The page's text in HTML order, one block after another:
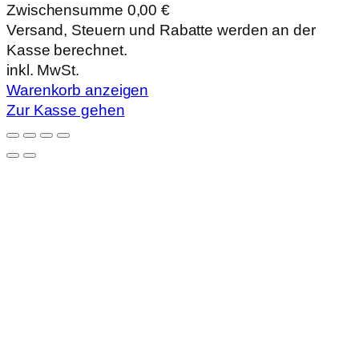
Produkte
im
Warenkorb
Zwischensumme 0,00 €
Versand, Steuern und Rabatte werden an der
Kasse berechnet.
inkl. MwSt.
Warenkorb anzeigen
Zur Kasse gehen